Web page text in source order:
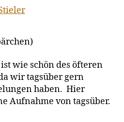
wie schön des öfteren
wir tagsüber gern
haben. Hier
Aufnahme von tagsüber.